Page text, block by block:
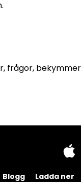
frågor,
Blogg Ladda ner